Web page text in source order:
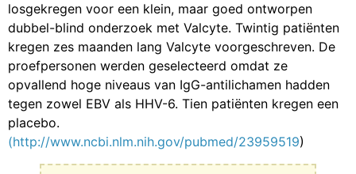
losgekregen voor een klein, maar goed ontworpen
dubbel-blind onderzoek met Valcyte. Twintig patiënten
kregen zes maanden lang Valcyte voorgeschreven. De
proefpersonen werden geselecteerd omdat ze
opvallend hoge niveaus van IgG-antilichamen hadden
tegen zowel EBV als HHV-6. Tien patiënten kregen een
placebo.
(http://www.ncbi.nlm.nih.gov/pubmed/23959519)